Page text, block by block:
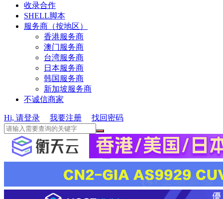
收录合作
SHELL脚本
服务商（按地区）
香港服务商
澳门服务商
台湾服务商
日本服务商
韩国服务商
新加坡服务商
不诚信商家
Hi, 请登录 我要注册 找回密码